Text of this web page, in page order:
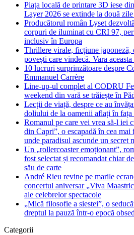
Piața locală de printare 3D iese
Layer 2026 se extinde la două
Producătorul român Lyset
corpuri de iluminat cu CRI 97,
inclusiv în Europa
Thrillere virale, ficțiune japoneză,
povești care vindecă. Vara
10 lucruri surprinzătoare despre
Emmanuel Carrère
Line-up-ul complet al CODRU
weekend din vară se trăiește în
Lecții de viață, despre ce au
doliului de la oamenii aflați în fața
Romanul pe care vei vrea să-l iei
din Capri”, o escapadă în cea
unde paradisul ascunde un secret
Un „rollercoaster emoționant”,
fost selectat și recomandat chiar
său de carte
André Rieu revine pe marile
concertul aniversar „Viva
ale celebrelor spectacole
„Mică filosofie a siestei”, o
dreptul la pauză într-o epocă
Categorii